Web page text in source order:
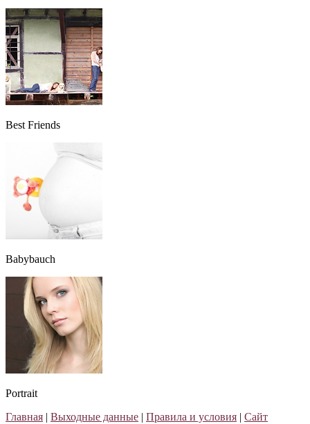
Best Friends
Babybauch
Portrait
Главная | Выходные данные | Правила и условия | Сайт